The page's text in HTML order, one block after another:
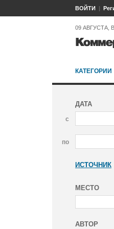
ВОЙТИ
09 АВГУСТА,
КАТЕГОРИИ
ДАТА
с
по
ИСТОЧНИК
МЕСТО
АВТОР